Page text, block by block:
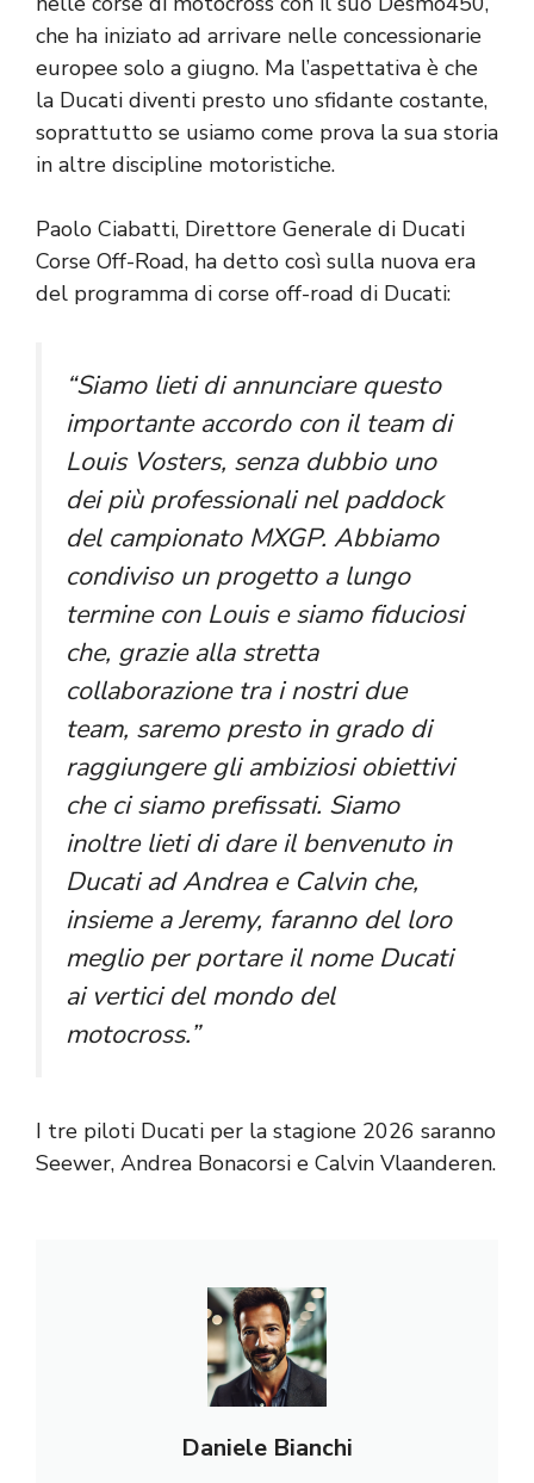
che ha iniziato ad arrivare nelle concessionarie
europee solo a giugno. Ma l’aspettativa è che
la Ducati diventi presto uno sfidante costante,
soprattutto se usiamo come prova la sua storia
in altre discipline motoristiche.
Paolo Ciabatti, Direttore Generale di Ducati
Corse Off-Road, ha detto così sulla nuova era
del programma di corse off-road di Ducati:
“Siamo lieti di annunciare questo
importante accordo con il team di
Louis Vosters, senza dubbio uno
dei più professionali nel paddock
del campionato MXGP. Abbiamo
condiviso un progetto a lungo
termine con Louis e siamo fiduciosi
che, grazie alla stretta
collaborazione tra i nostri due
team, saremo presto in grado di
raggiungere gli ambiziosi obiettivi
che ci siamo prefissati. Siamo
inoltre lieti di dare il benvenuto in
Ducati ad Andrea e Calvin che,
insieme a Jeremy, faranno del loro
meglio per portare il nome Ducati
ai vertici del mondo del
motocross.”
I tre piloti Ducati per la stagione 2026 saranno
Seewer, Andrea Bonacorsi e Calvin Vlaanderen.
Daniele Bianchi